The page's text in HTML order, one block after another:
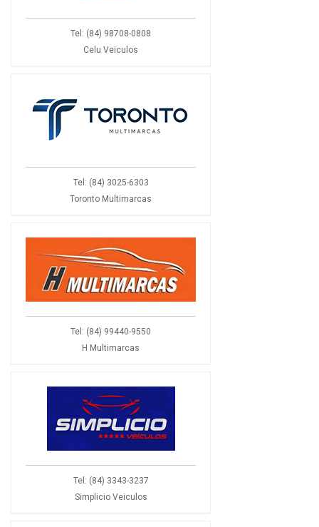
Tel: (84) 98708-0808
Celu Veiculos
Tel: (84) 3025-6303
Toronto Multimarcas
Tel: (84) 99440-9550
H Multimarcas
Tel: (84) 3343-3237
Simplicio Veiculos